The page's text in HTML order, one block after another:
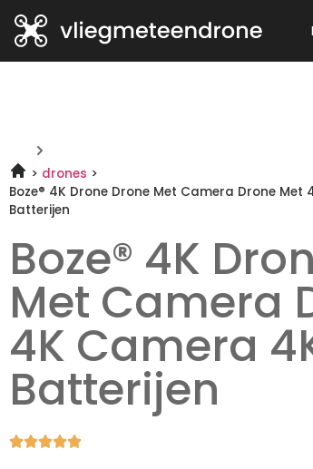
drones
Boze® 4K Drone Drone Met Camera Drone Met
Batterijen
Boze® 4K
Met Camera
4K Camera
Batterijen
